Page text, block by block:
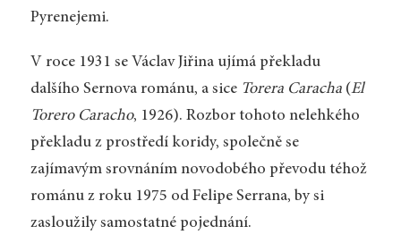
Pyrenejemi.
V roce 1931 se Václav Jiřina ujímá překladu
dalšího Sernova románu, a sice Torera Caracha(El
Torero Caracho, 1926). Rozbor tohoto nelehkého
překladu z prostředí koridy, společně se
zajímavým srovnáním novodobého převodu téhož
románu z roku 1975 od Felipe Serrana, by si
zasloužily samostatné pojednání.